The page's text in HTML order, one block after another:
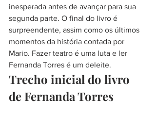
inesperada antes de avançar para sua
segunda parte. O final do livro é
surpreendente, assim como os últimos
momentos da história contada por
Mario. Fazer teatro é uma luta e ler
Fernanda Torres é um deleite.
Trecho inicial do livro
de Fernanda Torres